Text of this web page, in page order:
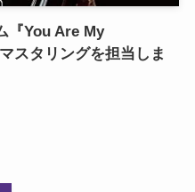
『You Are My
スタリングを担当しま